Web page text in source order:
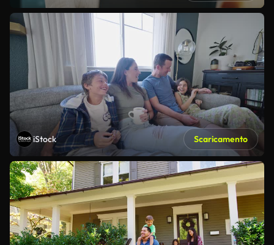
iStock Scaricamento